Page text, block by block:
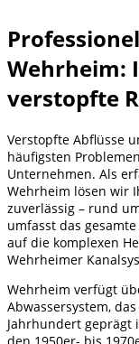
Wehrheim:
verstopfte
Verstopfte Abflüsse
häufigsten
Unternehmen. Als
Wehrheim lösen wir
zuverlässig – rund
umfasst das
auf die komplexen
Wehrheimer
Wehrheim verfügt
Abwassersystem,
Jahrhundert geprägt
den 1950er- bis